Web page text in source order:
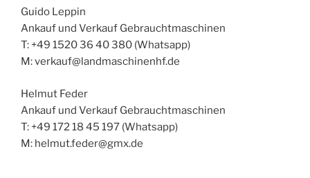
Guido Leppin
Ankauf und Verkauf Gebrauchtmaschinen
T: +49 1520 36 40 380 (Whatsapp)
M: verkauf@landmaschinenhf.de
Helmut Feder
Ankauf und Verkauf Gebrauchtmaschinen
T: +49 172 18 45 197 (Whatsapp)
M: helmut.feder@gmx.de